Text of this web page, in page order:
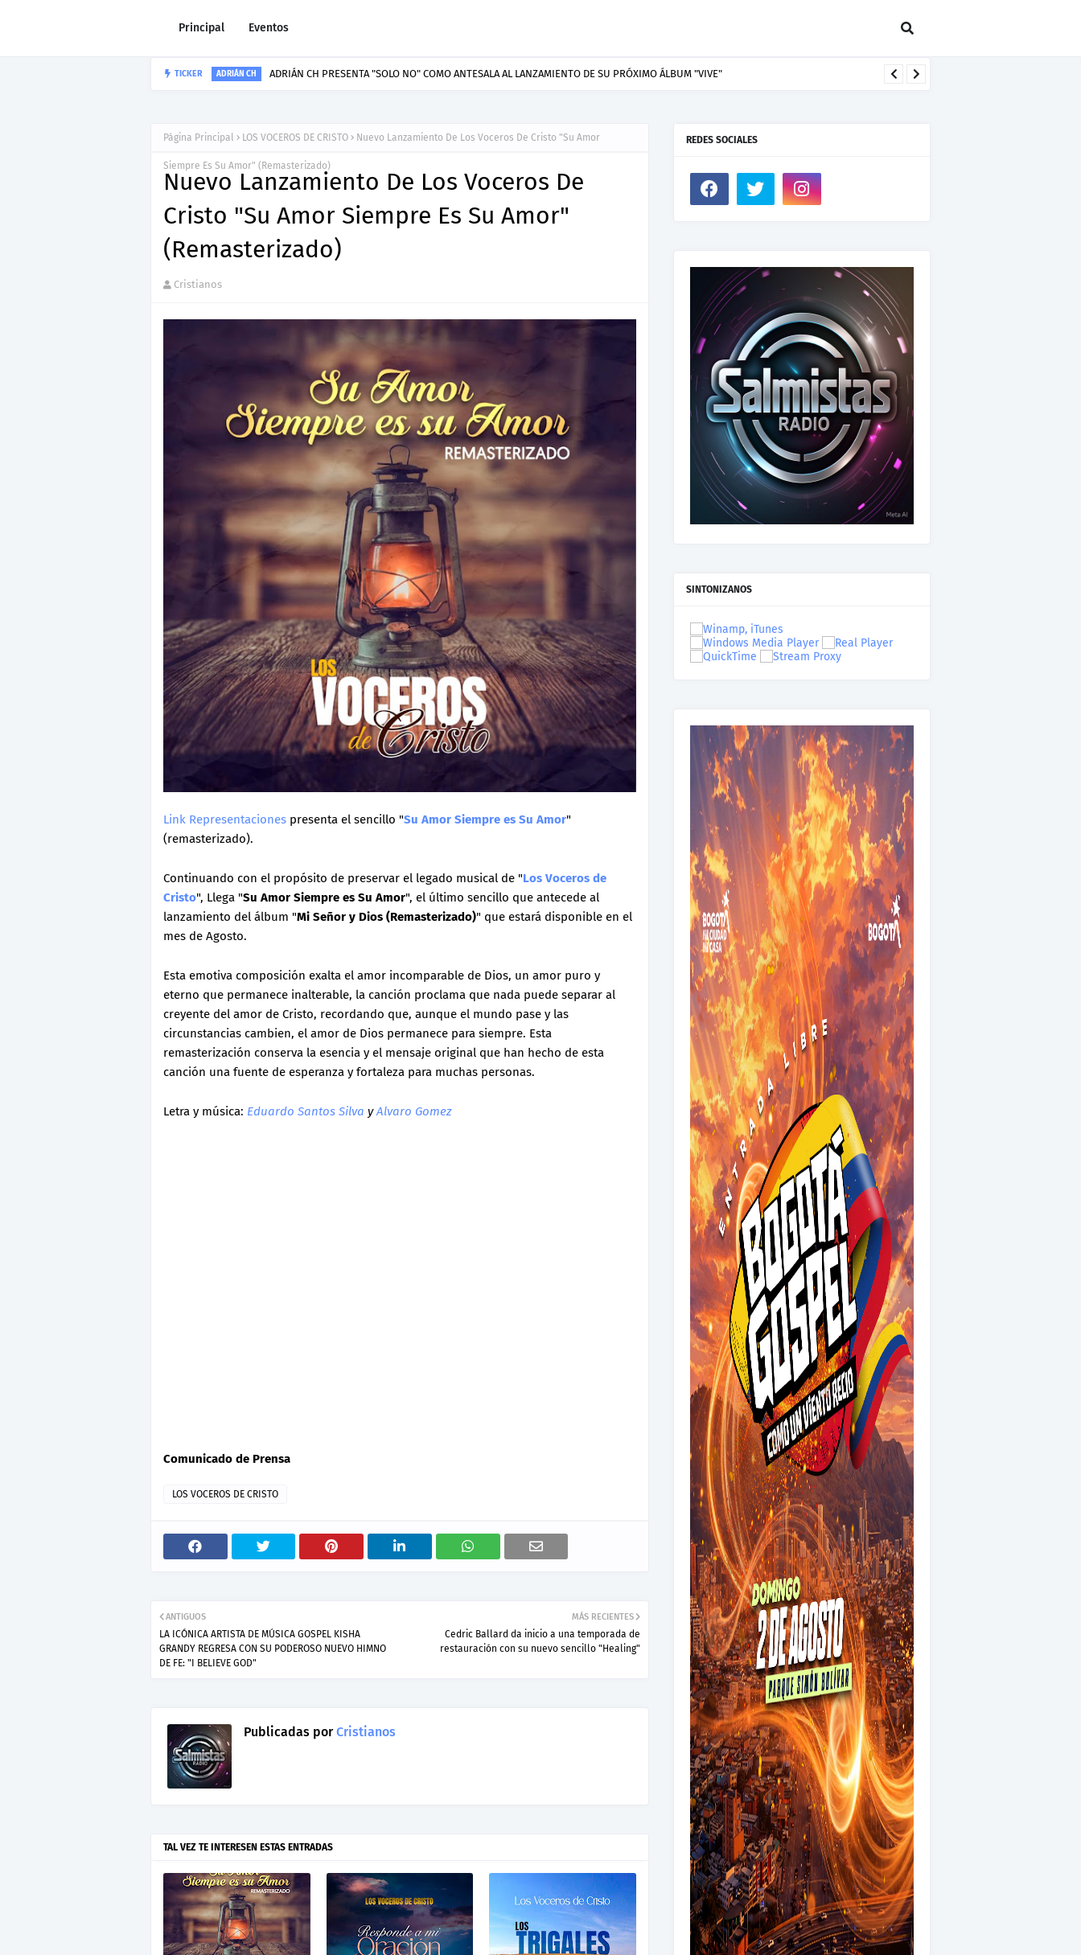
Principal Eventos
TICKER HOWARD GRIPP Howard Gripp presenta “Welcome To Your Life”, un himno de nuevos comienzos
Página Principal LOS VOCEROS DE CRISTO Nuevo Lanzamiento De Los Voceros De Cristo "Su Amor
Siempre Es Su Amor" (Remasterizado)
Nuevo Lanzamiento De Los Voceros De
Cristo "Su Amor Siempre Es Su Amor"
(Remasterizado)
Cristianos
Link Representaciones presenta el sencillo "Su Amor Siempre es Su Amor"
(remasterizado).
Continuando con el propósito de preservar el legado musical de "Los Voceros de
Cristo", Llega "Su Amor Siempre es Su Amor", el último sencillo que antecede al
lanzamiento del álbum "Mi Señor y Dios (Remasterizado)" que estará disponible en el
mes de Agosto.
Esta emotiva composición exalta el amor incomparable de Dios, un amor puro y
eterno que permanece inalterable, la canción proclama que nada puede separar al
creyente del amor de Cristo, recordando que, aunque el mundo pase y las
circunstancias cambien, el amor de Dios permanece para siempre. Esta
remasterización conserva la esencia y el mensaje original que han hecho de esta
canción una fuente de esperanza y fortaleza para muchas personas.
Letra y música: Eduardo Santos Silva yAlvaro Gomez
Comunicado de Prensa
LOS VOCEROS DE CRISTO
MÁS RECIENTES
Cedric Ballard da inicio a una temporada de
restauración con su nuevo sencillo "Healing"
ANTIGUOS
LA ICÓNICA ARTISTA DE MÚSICA GOSPEL KISHA
GRANDY REGRESA CON SU PODEROSO NUEVO HIMNO
DE FE: "I BELIEVE GOD"
Publicadas porCristianos
TAL VEZ TE INTERESEN ESTAS ENTRADAS
REDES SOCIALES
SINTONIZANOS